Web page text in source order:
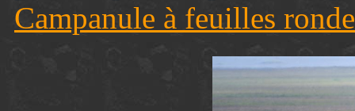
Campanule à feuilles